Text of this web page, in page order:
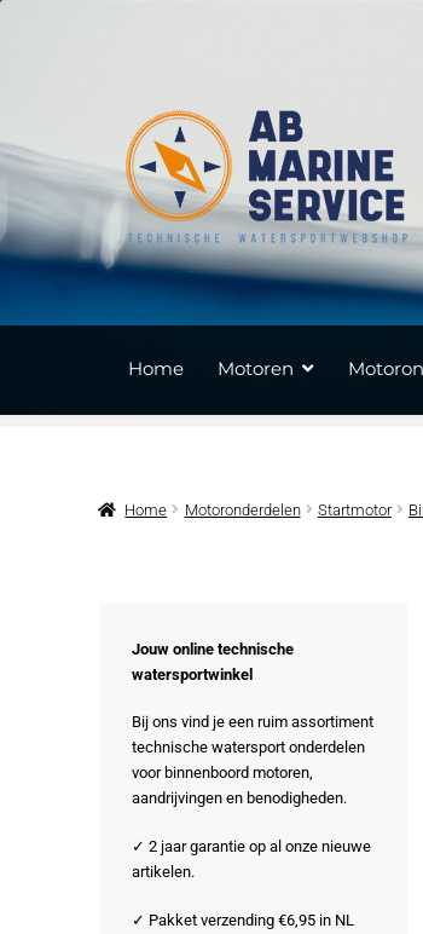
navigatie
inhoud
Home Motoren
Home Motoronderdelen Startmotor
Jouw online technische
watersportwinkel
Bij ons vind je een ruim assortiment
technische watersport onderdelen
voor binnenboord motoren,
aandrijvingen en benodigheden.
✓ 2 jaar garantie op al onze nieuwe
artikelen.
✓ Pakket verzending €6,95 in NL